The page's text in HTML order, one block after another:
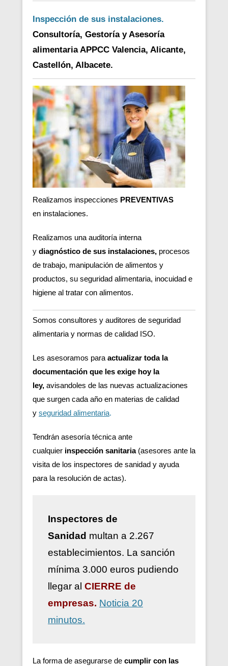
Inspección de sus instalaciones.
Consultoría, Gestoría y Asesoría
alimentaria APPCC Valencia, Alicante,
Castellón, Albacete.
Realizamos inspecciones PREVENTIVAS
en instalaciones.
Realizamos una auditoría interna
y diagnóstico de sus instalaciones, procesos
de trabajo, manipulación de alimentos y
productos, su seguridad alimentaria, inocuidad e
higiene al tratar con alimentos.
Somos consultores y auditores de seguridad
alimentaria y normas de calidad ISO.
Les asesoramos para actualizar toda la
documentación que les exige hoy la
ley, avisandoles de las nuevas actualizaciones
que surgen cada año en materias de calidad
y seguridad alimentaria.
Tendrán asesoría técnica ante
cualquier inspección sanitaria (asesores ante la
visita de los inspectores de sanidad y ayuda
para la resolución de actas).
Inspectores de
Sanidad multan a 2.267
establecimientos. La sanción
mínima 3.000 euros pudiendo
llegar al CIERRE de
empresas. Noticia 20
minutos.
La forma de asegurarse de cumplir con las